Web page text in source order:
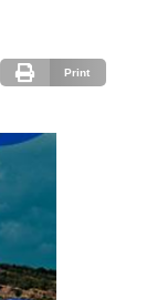
Print